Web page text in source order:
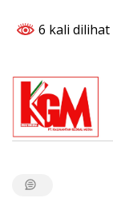
6 kali dilihat